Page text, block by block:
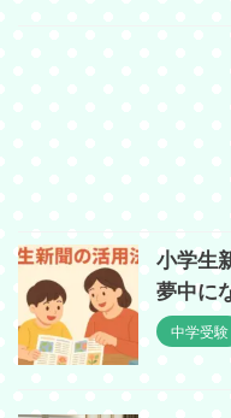
小学生
夢中に
中学受験